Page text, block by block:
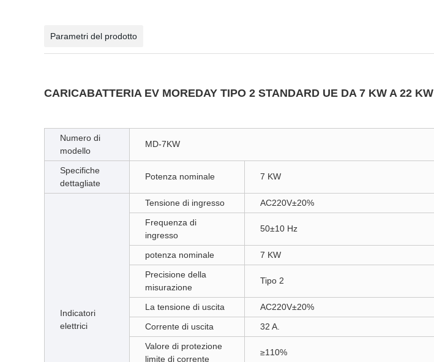
Parametri del prodotto
CARICABATTERIA EV MOREDAY TIPO 2 STANDARD UE DA 7 KW A 22 KW
Numero di
modello
MD-7KW
Specifiche
dettagliate
Potenza nominale 7 KW
Indicatori
elettrici
Tensione di ingresso
AC220V±20%
Frequenza di
ingresso
50±10 Hz
potenza nominale
7 KW
Precisione della
misurazione
Tipo 2
La tensione di uscita
AC220V±20%
Corrente di uscita
32 A.
Valore di protezione
limite di corrente
≥110%